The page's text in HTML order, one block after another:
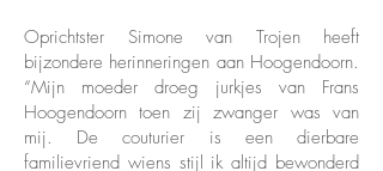
Oprichtster Simone van Trojen heeft
bijzondere herinneringen aan Hoogendoorn.
“Mijn moeder droeg jurkjes van Frans
Hoogendoorn toen zij zwanger was van
mij. De couturier is een dierbare
familievriend wiens stijl ik altijd bewonderd